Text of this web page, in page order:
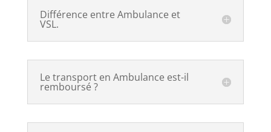
Différence entre Ambulance et
VSL.
Le transport en Ambulance est-il
remboursé ?